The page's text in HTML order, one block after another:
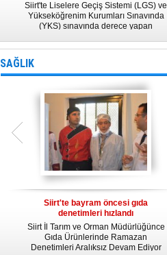
Siirt'te Liselere Geçiş Sistemi (LGS) ve
Yükseköğrenim Kurumları Sınavında
(YKS) sınavında derece yapan
SAĞLIK
Siirt'te bayram öncesi gıda
denetimleri hızlandı
Siirt İl Tarım ve Orman Müdürlüğünce
Gıda Ürünlerinde Ramazan
Denetimleri Aralıksız Devam Ediyor